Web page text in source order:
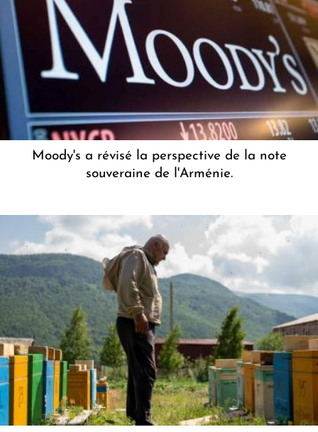
Moody's a révisé la perspective de la note
souveraine de l'Arménie.